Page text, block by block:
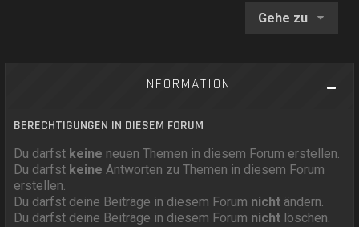
Gehe zu
INFORMATION
BERECHTIGUNGEN IN DIESEM FORUM
Du darfst keine neuen Themen in diesem Forum erstellen.
Du darfst keine Antworten zu Themen in diesem Forum
erstellen.
Du darfst deine Beiträge in diesem Forum nicht ändern.
Du darfst deine Beiträge in diesem Forum nicht löschen.